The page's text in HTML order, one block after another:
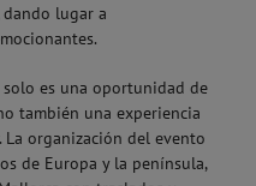
dando lugar a
es una oportunidad de
también una experiencia
organización del evento
de Europa y la península,